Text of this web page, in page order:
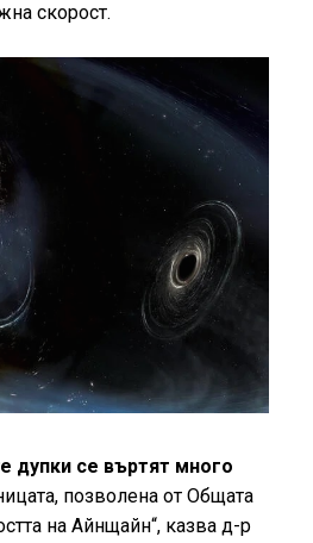
скорост.
дупки се въртят много
позволена от Общата
на Айнщайн“, казва д-р